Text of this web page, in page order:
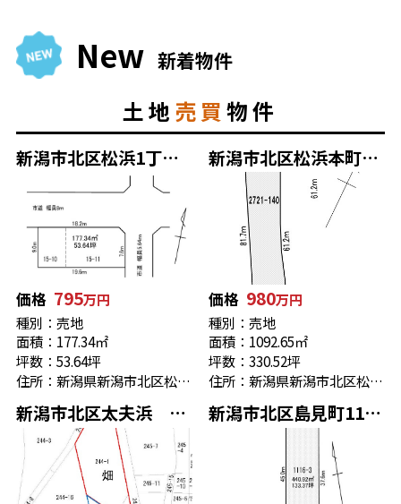
New 新着物件
土地 売買 物件
新潟市北区松浜1丁目 売地 高台
価格 795万円
種別：売地
面積：177.34㎡
坪数：53.64坪
住所：新潟県新潟市北区松浜１丁目15-11
新潟市北区松浜本町4丁目 330.52坪
価格 980万円
種別：売地
面積：1092.65㎡
坪数：330.52坪
住所：新潟県新潟市北区松浜本町４丁目2
新潟市北区太夫浜 売地 270.43坪 新潟市北区島見町11163 売地